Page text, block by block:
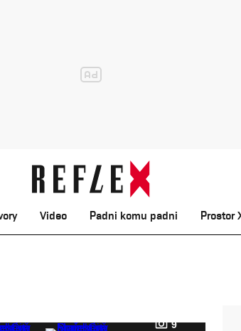
Video Padni komu padni Prostor
9